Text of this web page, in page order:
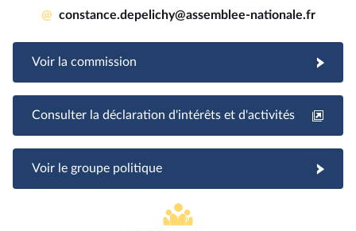
@ constance.depelichy@assemblee-nationale.fr
Voir la commission
Consulter la déclaration d'intérêts et d'activités
Voir le groupe politique